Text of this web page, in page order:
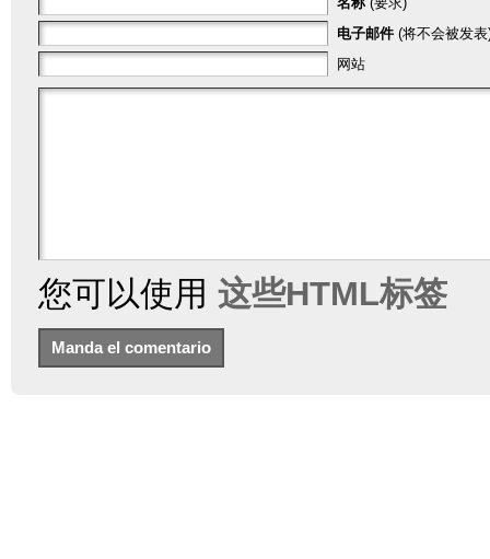
电子邮件 (将不会被发
网站
您可以使用 这些HTML标签